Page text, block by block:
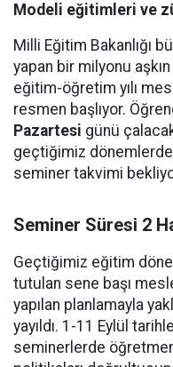
Modeli eğitimleri ve
Milli Eğitim Bakanlığı
yapan bir milyonu
eğitim-öğretim yılı
resmen başlıyor.
Pazartesi günü
geçtiğimiz
seminer takvimi
Seminer Süresi 2
Geçtiğimiz eğitim
tutulan sene başı
yapılan planlamayla
yayıldı. 1-11 Eylül
seminerlerde